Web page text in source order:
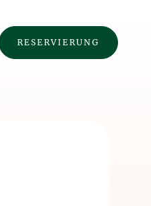
RESERVIERUNG